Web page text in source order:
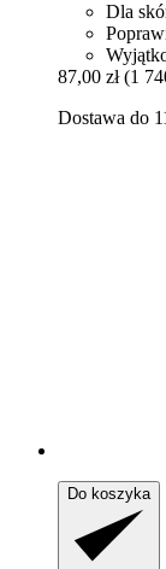
Dla
87,00 zł (1
Dostawa do
Do koszyka